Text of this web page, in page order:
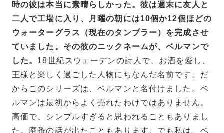
時の彼は本当に素晴らしかった。彼は週末に友人と
二人で工場に入り、月曜の朝には10個か12個ほどの
ウォーターグラス（現在のタンブラー）を完成させ
ていました。その彼のニックネームが、ベルマンで
した。 18世紀スウェーデンの詩人で、お酒を愛し、
王様と楽しく過ごした人物にちなんだ名前です。だ
からこのシリーズは、ベルマンと名付けました。ベ
ルマンは最初からよく売れたわけではありません。
高価で、シンプルすぎると思われることもありまし
た。廃番の話が出たこともあります。でも私は、ベ